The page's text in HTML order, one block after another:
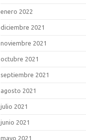
enero 2022
diciembre 2021
noviembre 2021
octubre 2021
septiembre 2021
agosto 2021
julio 2021
junio 2021
mayo 2021